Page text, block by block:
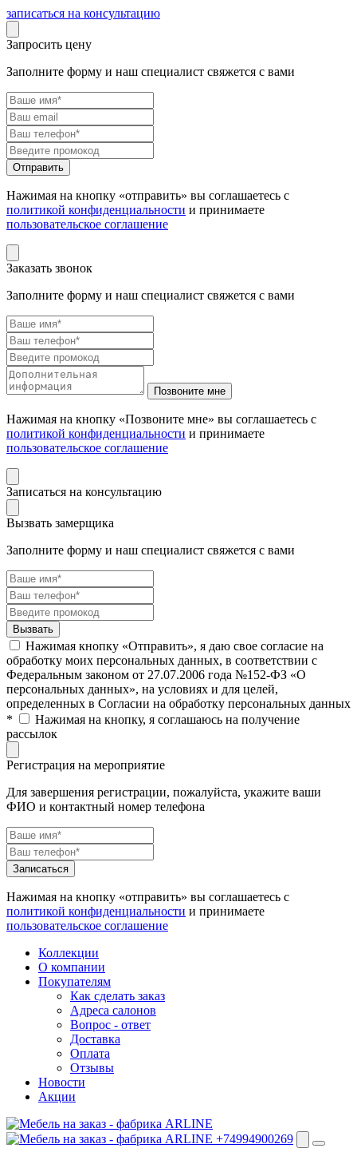
записаться на консультацию
Запросить цену
Заполните форму и наш специалист свяжется с вами
Нажимая на кнопку «отправить» вы соглашаетесь с
политикой конфиденциальности и принимаете
пользовательское соглашение
Заказать звонок
Заполните форму и наш специалист свяжется с вами
Нажимая на кнопку «Позвоните мне» вы соглашаетесь с
политикой конфиденциальности и принимаете
пользовательское соглашение
Записаться на консультацию
Вызвать замерщика
Заполните форму и наш специалист свяжется с вами
Нажимая кнопку «Отправить», я даю свое согласие на
обработку моих персональных данных, в соответствии с
Федеральным законом от 27.07.2006 года №152-ФЗ «О
персональных данных», на условиях и для целей,
определенных в Согласии на обработку персональных данных
*
Нажимая на кнопку, я соглашаюсь на получение
рассылок
Регистрация на мероприятие
Для завершения регистрации, пожалуйста, укажите ваши
ФИО и контактный номер телефона
Нажимая на кнопку «отправить» вы соглашаетесь с
политикой конфиденциальности и принимаете
пользовательское соглашение
Коллекции
О компании
Покупателям
Как сделать заказ
Адреса салонов
Вопрос - ответ
Доставка
Оплата
Отзывы
Новости
Акции
+74994900269